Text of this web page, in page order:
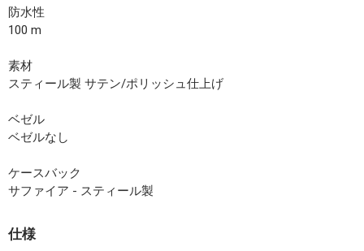
防水性
100 m
素材
スティール製 サテン/ポリッシュ仕上げ
ベゼル
ベゼルなし
ケースバック
サファイア - スティール製
仕様